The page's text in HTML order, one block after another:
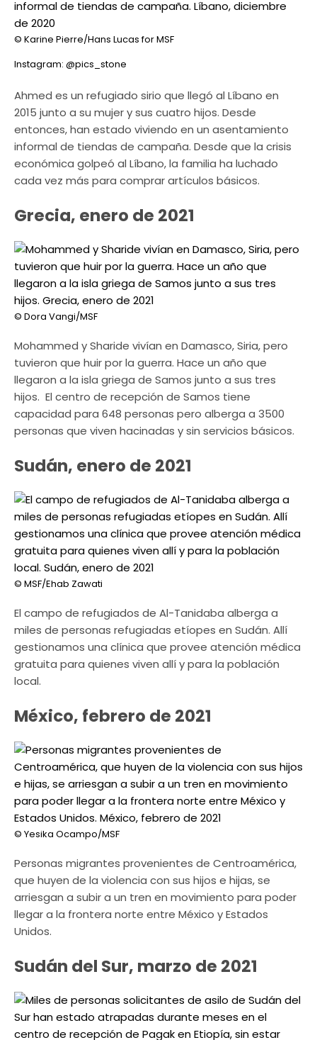
© Karine Pierre/Hans Lucas for MSF
Instagram: @pics_stone
Ahmed es un refugiado sirio que llegó al Líbano en
2015 junto a su mujer y sus cuatro hijos. Desde
entonces, han estado viviendo en un asentamiento
informal de tiendas de campaña. Desde que la crisis
económica golpeó al Líbano, la familia ha luchado
cada vez más para comprar artículos básicos.
Grecia, enero de 2021
© Dora Vangi/MSF
Mohammed y Sharide vivían en Damasco, Siria, pero
tuvieron que huir por la guerra. Hace un año que
llegaron a la isla griega de Samos junto a sus tres
hijos. El centro de recepción de Samos tiene
capacidad para 648 personas pero alberga a 3500
personas que viven hacinadas y sin servicios básicos.
Sudán, enero de 2021
© MSF/Ehab Zawati
El campo de refugiados de Al-Tanidaba alberga a
miles de personas refugiadas etíopes en Sudán. Allí
gestionamos una clínica que provee atención médica
gratuita para quienes viven allí y para la población
local.
México, febrero de 2021
© Yesika Ocampo/MSF
Personas migrantes provenientes de Centroamérica,
que huyen de la violencia con sus hijos e hijas, se
arriesgan a subir a un tren en movimiento para poder
llegar a la frontera norte entre México y Estados
Unidos.
Sudán del Sur, marzo de 2021